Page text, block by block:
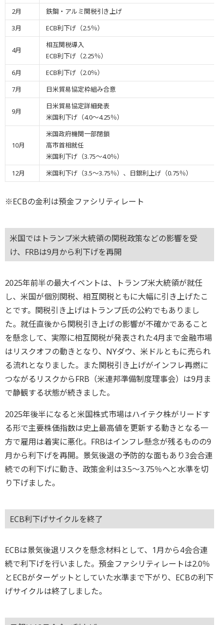
2月
鉄鋼・アルミ関税引き上げ
3月
ECB利下げ（2.5％）
4月
相互関税導入
ECB利下げ（2.25％）
6月
ECB利下げ（2.0％）
7月
日米貿易協定枠組み合意
9月
日米貿易協定詳細発表
米国利下げ（4.0～4.25％）
10月
米国政府機関一部閉鎖
高市首相就任
米国利下げ（3.75～4.0％）
12月
米国利下げ（3.5～3.75％）、日銀利上げ（0.75％）
※ECBの金利は預金ファシリティレート
米国ではトランプ米大統領の関税政策などの影響を受
け、FRBは9月から利下げを再開
2025年前半の最大イベントは、トランプ米大統領が就任
し、米国が個別関税、相互関税ともに大幅に引き上げたこ
とです。関税引き上げはトランプ氏の公約でもありまし
た。就任直後から関税引き上げの影響が不確かであること
を懸念して、実際に相互関税が発表された4月まで金融市場
はリスクオフの動きとなり、NYダウ、米ドルともに売られ
る流れとなりました。また関税引き上げがインフレ再燃に
つながるリスクからFRB（米連邦準備制度理事会）は9月ま
で静観する状態が続きました。
2025年後半になると米国株式市場はハイテク株がリードす
る形で主要株価指数は史上最高値を更新する動きとなる一
方で雇用は着実に悪化。FRBはインフレ懸念が残るものの9
月から利下げを再開。景気後退の予防的な面もあり3会合連
続での利下げに動き、政策金利は3.5～3.75％へと水準を切
り下げました。
ECB利下げサイクルを終了
ECBは景気後退リスクを懸念材料として、1月から4会合連
続で利下げを行いました。預金ファシリティレートは2.0％
とECBがターゲットとしていた水準まで下がり、ECBの利下
げサイクルは終了しました。